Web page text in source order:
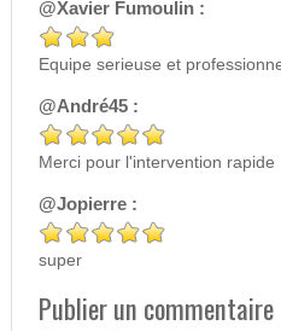
@Xavier Fumoulin :
Equipe serieuse et
@André45 :
Merci pour l'intervention rapide
@Jopierre :
super
Publier un commentaire